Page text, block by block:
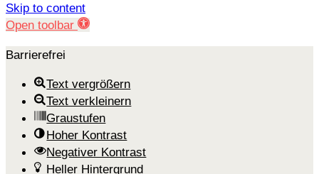
Skip to content
Open toolbar
Barrierefrei
Text vergrößern
Text verkleinern
Graustufen
Hoher Kontrast
Negativer Kontrast
Heller Hintergrund